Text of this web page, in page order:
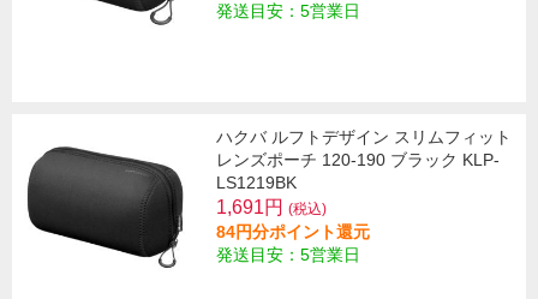
発送目安：5営業日
ハクバ ルフトデザイン スリムフィット
レンズポーチ 120-190 ブラック KLP-
LS1219BK
1,691円 (税込)
84円分ポイント還元
発送目安：5営業日